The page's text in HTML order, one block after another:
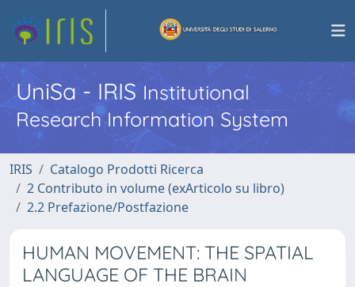
UniSa - IRISInstitutional
Research Information System
IRIS
Catalogo Prodotti Ricerca
2 Contributo in volume (exArticolo su libro)
2.2 Prefazione/Postfazione
HUMAN MOVEMENT: THE SPATIAL
LANGUAGE OF THE BRAIN